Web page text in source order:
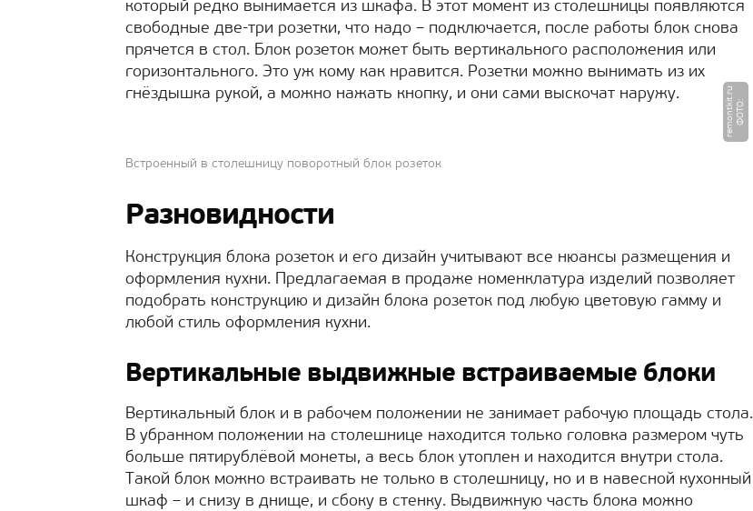
который редко вынимается из шкафа. В этот момент из столешницы появляются
свободные две-три розетки, что надо – подключается, после работы блок снова
прячется в стол. Блок розеток может быть вертикального расположения или
горизонтального. Это уж кому как нравится. Розетки можно вынимать из их
гнёздышка рукой, а можно нажать кнопку, и они сами выскочат наружу.
Ф
О
Т
О
:
r
e
m
o
n
t
ki
t.
r
u
Встроенный в столешницу поворотный блок розеток
Разновидности
Конструкция блока розеток и его дизайн учитывают все нюансы размещения и
оформления кухни. Предлагаемая в продаже номенклатура изделий позволяет
подобрать конструкцию и дизайн блока розеток под любую цветовую гамму и
любой стиль оформления кухни.
Вертикальные выдвижные встраиваемые блоки
Вертикальный блок и в рабочем положении не занимает рабочую площадь стола.
В убранном положении на столешнице находится только головка размером чуть
больше пятирублёвой монеты, а весь блок утоплен и находится внутри стола.
Такой блок можно встраивать не только в столешницу, но и в навесной кухонный
шкаф – и снизу в днище, и сбоку в стенку. Выдвижную часть блока можно